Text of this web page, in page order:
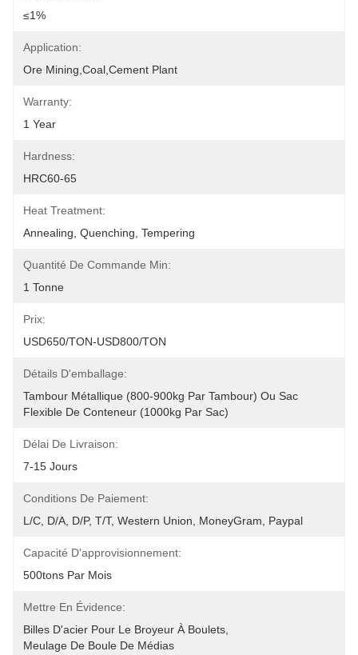
≤1%
Application:
Ore Mining,coal,cement Plant
Warranty:
1 Year
Hardness:
HRC60-65
Heat Treatment:
Annealing, Quenching, Tempering
Quantité De Commande Min:
1 Tonne
Prix:
USD650/TON-USD800/TON
Détails D'emballage:
Tambour Métallique (800-900kg Par Tambour) Ou Sac
Flexible De Conteneur (1000kg Par Sac)
Délai De Livraison:
7-15 Jours
Conditions De Paiement:
L/C, D/A, D/P, T/T, Western Union, MoneyGram, Paypal
Capacité D'approvisionnement:
500tons Par Mois
Mettre En Évidence:
Billes D'acier Pour Le Broyeur À Boulets
Meulage De Boule De Médias